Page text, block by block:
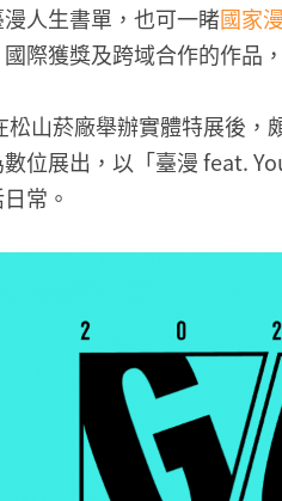
人生書單，也可一睹國家
際獲獎及跨域合作的作品
山菸廠舉辦實體特展後
位展出，以「臺漫 feat.
常。